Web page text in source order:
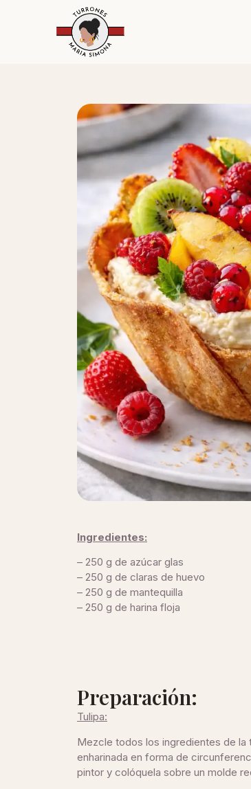
Ingredientes:
– 250 g de azúcar glas
– 250 g de claras de huevo
– 250 g de mantequilla
– 250 g de harina floja
Preparación:
Tulipa:
Mezcle todos los ingredientes de la
enharinada en forma de
pintor y colóquela sobre un molde